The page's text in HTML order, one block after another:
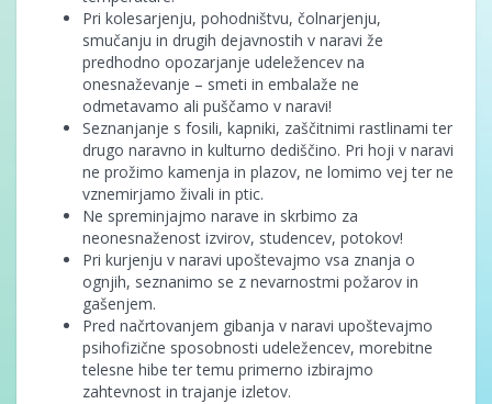
Pri kolesarjenju, pohodništvu, čolnarjenju,
smučanju in drugih dejavnostih v naravi že
predhodno opozarjanje udeležencev na
onesnaževanje – smeti in embalaže ne
odmetavamo ali puščamo v naravi!
Seznanjanje s fosili, kapniki, zaščitnimi rastlinami ter
drugo naravno in kulturno dediščino. Pri hoji v naravi
ne prožimo kamenja in plazov, ne lomimo vej ter ne
vznemirjamo živali in ptic.
Ne spreminjajmo narave in skrbimo za
neonesnaženost izvirov, studencev, potokov!
Pri kurjenju v naravi upoštevajmo vsa znanja o
ognjih, seznanimo se z nevarnostmi požarov in
gašenjem.
Pred načrtovanjem gibanja v naravi upoštevajmo
psihofizične sposobnosti udeležencev, morebitne
telesne hibe ter temu primerno izbirajmo
zahtevnost in trajanje izletov.